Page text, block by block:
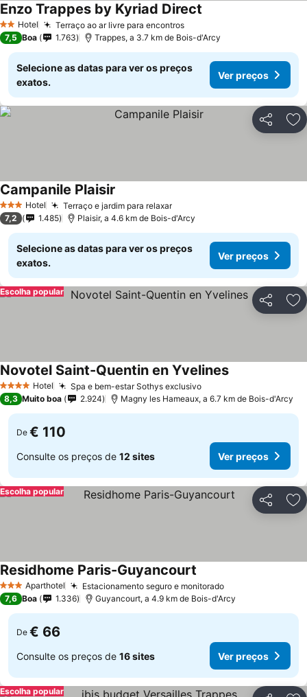
2 Estrelas
Hotel Terraço ao ar livre para encontros
Enzo Trappes by Kyriad Direct
7,5 Boa 1.763 Trappes, a 3.7 km de Bois-d'Arcy
Selecione as datas para ver os preços
exatos.
Ver preços
Partilhar
3 EstrelasHotel Terraço e jardim para relaxar
Campanile Plaisir
7,2 1.485 Plaisir, a 4.6 km de Bois-d'Arcy
Selecione as datas para ver os preços
exatos.
Ver preços
Partilhar
Escolha popular
4 EstrelasHotel Spa e bem-estar Sothys exclusivo
Novotel Saint-Quentin en Yvelines
8,3 Muito boa 2.924 Magny les Hameaux, a 6.7 km de Bois-d'Arcy
De € 110
Consulte os preços de 12 sites Ver preços
Partilhar
Escolha popular
3 EstrelasAparthotel Estacionamento seguro e monitorado
Residhome Paris-Guyancourt
7,6 Boa 1.336 Guyancourt, a 4.9 km de Bois-d'Arcy
De € 66
Consulte os preços de 16 sites Ver preços
Escolha popular